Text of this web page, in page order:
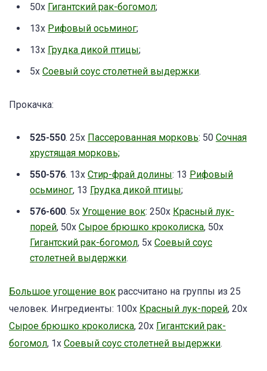
50x Гигантский рак-богомол;
13x Рифовый осьминог;
13x Грудка дикой птицы;
5x Соевый соус столетней выдержки.
Прокачка:
525-550. 25x Пассерованная морковь: 50 Сочная
хрустящая морковь;
550-576. 13x Стир-фрай долины: 13 Рифовый
осьминог, 13 Грудка дикой птицы;
576-600. 5x Угощение вок: 250х Красный лук-
порей, 50х Сырое брюшко кроколиска, 50х
Гигантский рак-богомол, 5x Соевый соус
столетней выдержки.
Большое угощение вок рассчитано на группы из 25
человек. Ингредиенты: 100х Красный лук-порей, 20х
Сырое брюшко кроколиска, 20х Гигантский рак-
богомол, 1x Соевый соус столетней выдержки.